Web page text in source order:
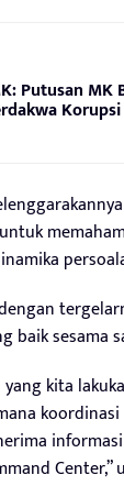
Putusan MK
Korupsi
baik sesama
kita
Center,”